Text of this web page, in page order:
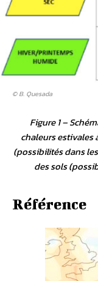
© B. Quesada
Figure 1 –
chaleurs
(possibilités dans
des sols
Référence